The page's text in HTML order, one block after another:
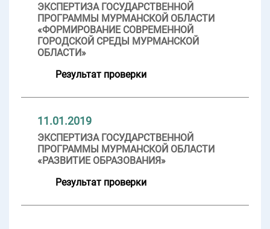
ЭКСПЕРТИЗА ГОСУДАРСТВЕННОЙ
ПРОГРАММЫ МУРМАНСКОЙ ОБЛАСТИ
«ФОРМИРОВАНИЕ СОВРЕМЕННОЙ
ГОРОДСКОЙ СРЕДЫ МУРМАНСКОЙ
ОБЛАСТИ»
Результат проверки
11.01.2019
ЭКСПЕРТИЗА ГОСУДАРСТВЕННОЙ
ПРОГРАММЫ МУРМАНСКОЙ ОБЛАСТИ
«РАЗВИТИЕ ОБРАЗОВАНИЯ»
Результат проверки